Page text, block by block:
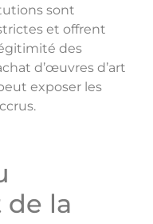
sont
et offrent
des
d’œuvres d’art
exposer les
la